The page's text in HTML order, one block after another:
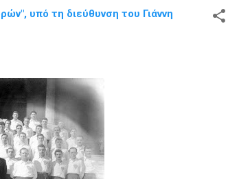
υπό τη διεύθυνση του Γιάννη